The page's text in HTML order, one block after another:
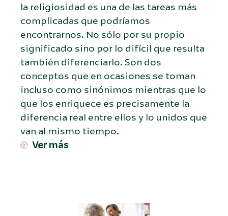
la religiosidad es una de las tareas más
complicadas que podríamos
encontrarnos. No sólo por su propio
significado sino por lo difícil que resulta
también diferenciarlo. Son dos
conceptos que en ocasiones se toman
incluso como sinónimos mientras que lo
que los enriquece es precisamente la
diferencia real entre ellos y lo unidos que
van al mismo tiempo.
Ver más